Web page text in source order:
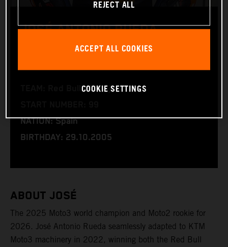
JOSÉ ANTONIO RUEDA
TEAM: Red Bull KTM Ajo
NATION: Spain
BIRTHDAY: 29.10.2005
ABOUT JOSÉ
The 2025 Moto3 world champion and Moto2 rookie for
2026. José Antonio Rueda seamlessly adapted to KTM
Moto3 machinery in 2022, winning both the Red Bull
REJECT ALL
ACCEPT ALL COOKIES
COOKIE SETTINGS